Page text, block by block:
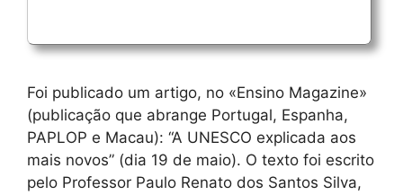
Foi publicado um artigo, no «Ensino Magazine»
(publicação que abrange Portugal, Espanha,
PAPLOP e Macau): “A UNESCO explicada aos
mais novos” (dia 19 de maio). O texto foi escrito
pelo Professor Paulo Renato dos Santos Silva,